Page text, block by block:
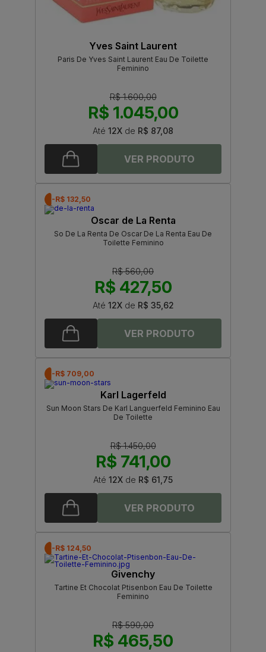
Yves Saint Laurent
Paris De Yves Saint Laurent Eau De Toilette
Feminino
R$ 1.600,00
R$ 1.045,00
Até 12X de R$ 87,08
-R$ 132,50
Oscar de La Renta
So De La Renta De Oscar De La Renta Eau De
Toilette Feminino
R$ 560,00
R$ 427,50
Até 12Xde R$ 35,62
-R$ 709,00
Karl Lagerfeld
Sun Moon Stars De Karl Languerfeld Feminino Eau
De Toilette
R$ 1.450,00
R$ 741,00
Até 12X de R$ 61,75
-R$ 124,50
Givenchy
Tartine Et Chocolat Ptisenbon Eau De Toilette
Feminino
R$ 590,00
R$ 465,50